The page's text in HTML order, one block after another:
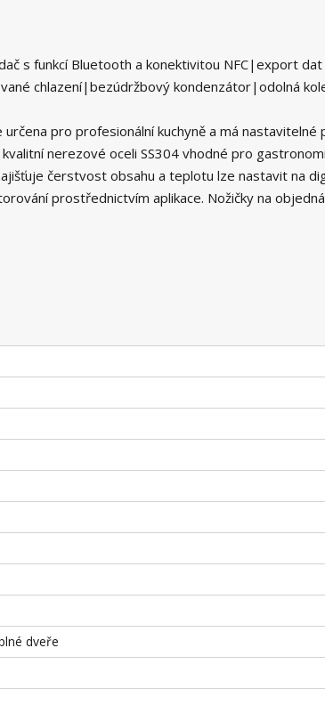
s funkcí Bluetooth a konektivitou NFC|export dat
chlazení|bezúdržbový kondenzátor|odolná
pro profesionální kuchyně a má nastavitelné
nerezové oceli SS304 vhodné pro
čerstvost obsahu a teplotu lze nastavit na
prostřednictvím aplikace. Nožičky na
dveře